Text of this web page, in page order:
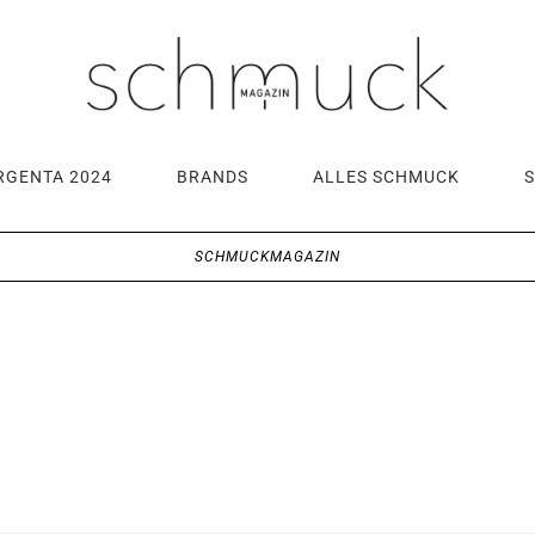
2024 BRANDS ALLES SCHMUCK
SCHMUCKMAGAZIN